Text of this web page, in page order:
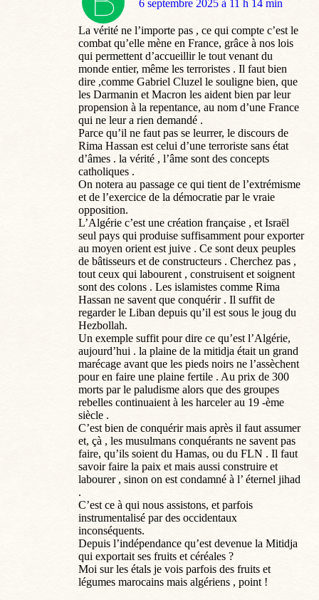
dit
6 septembre 2025 à 11 h 14 min
La vérité ne l’importe pas , ce qui compte c’est le
combat qu’elle mène en France, grâce à nos lois
qui permettent d’accueillir le tout venant du
monde entier, même les terroristes . Il faut bien
dire ,comme Gabriel Cluzel le souligne bien, que
les Darmanin et Macron les aident bien par leur
propension à la repentance, au nom d’une France
qui ne leur a rien demandé .
Parce qu’il ne faut pas se leurrer, le discours de
Rima Hassan est celui d’une terroriste sans état
d’âmes . la vérité , l’âme sont des concepts
catholiques .
On notera au passage ce qui tient de l’extrémisme
et de l’exercice de la démocratie par le vraie
opposition.
L’Algérie c’est une création française , et Israël
seul pays qui produise suffisamment pour exporter
au moyen orient est juive . Ce sont deux peuples
de bâtisseurs et de constructeurs . Cherchez pas ,
tout ceux qui labourent , construisent et soignent
sont des colons . Les islamistes comme Rima
Hassan ne savent que conquérir . Il suffit de
regarder le Liban depuis qu’il est sous le joug du
Hezbollah.
Un exemple suffit pour dire ce qu’est l’Algérie,
aujourd’hui . la plaine de la mitidja était un grand
marécage avant que les pieds noirs ne l’assèchent
pour en faire une plaine fertile . Au prix de 300
morts par le paludisme alors que des groupes
rebelles continuaient à les harceler au 19 -ème
siècle .
C’est bien de conquérir mais après il faut assumer
et, çà , les musulmans conquérants ne savent pas
faire, qu’ils soient du Hamas, ou du FLN . Il faut
savoir faire la paix et mais aussi construire et
labourer , sinon on est condamné à l’ éternel jihad
.
C’est ce à qui nous assistons, et parfois
instrumentalisé par des occidentaux
inconséquents.
Depuis l’indépendance qu’est devenue la Mitidja
qui exportait ses fruits et céréales ?
Moi sur les étals je vois parfois des fruits et
légumes marocains mais algériens , point !